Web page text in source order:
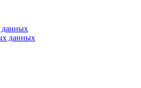
данных
данных